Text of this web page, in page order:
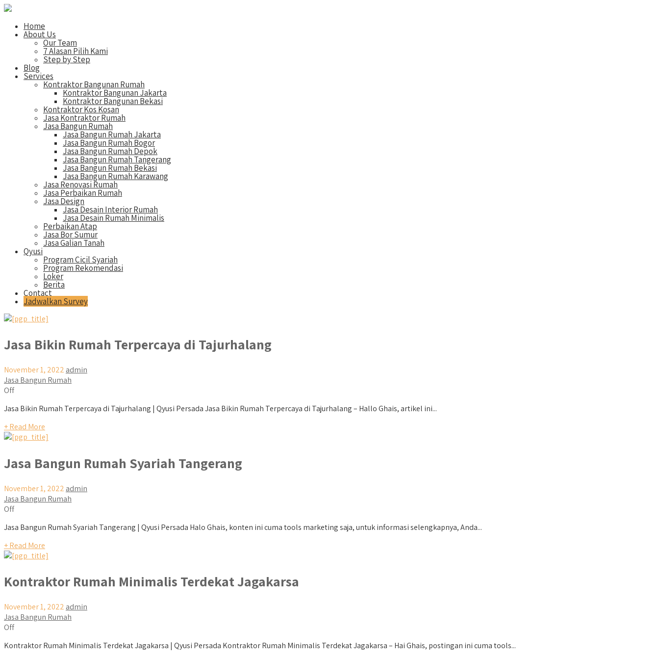
Home
About Us
Our Team
7 Alasan Pilih Kami
Step by Step
Blog
Services
Kontraktor Bangunan Rumah
Kontraktor Bangunan Jakarta
Kontraktor Bangunan Bekasi
Kontraktor Kos Kosan
Jasa Kontraktor Rumah
Jasa Bangun Rumah
Jasa Bangun Rumah Jakarta
Jasa Bangun Rumah Bogor
Jasa Bangun Rumah Depok
Jasa Bangun Rumah Tangerang
Jasa Bangun Rumah Bekasi
Jasa Bangun Rumah Karawang
Jasa Renovasi Rumah
Jasa Perbaikan Rumah
Jasa Design
Jasa Desain Interior Rumah
Jasa Desain Rumah Minimalis
Perbaikan Atap
Jasa Bor Sumur
Jasa Galian Tanah
Qyusi
Program Cicil Syariah
Program Rekomendasi
Loker
Berita
Contact
Jadwalkan Survey
Jasa Bikin Rumah Terpercaya di Tajurhalang
November 1, 2022 admin
Jasa Bangun Rumah
Off
Jasa Bikin Rumah Terpercaya di Tajurhalang | Qyusi Persada Jasa Bikin Rumah Terpercaya di Tajurhalang – Hallo Ghais, artikel ini...
+ Read More
Jasa Bangun Rumah Syariah Tangerang
November 1, 2022 admin
Jasa Bangun Rumah
Off
Jasa Bangun Rumah Syariah Tangerang | Qyusi Persada Halo Ghais, konten ini cuma tools marketing saja, untuk informasi selengkapnya, Anda...
+ Read More
Kontraktor Rumah Minimalis Terdekat Jagakarsa
November 1, 2022 admin
Jasa Bangun Rumah
Off
Kontraktor Rumah Minimalis Terdekat Jagakarsa | Qyusi Persada Kontraktor Rumah Minimalis Terdekat Jagakarsa – Hai Ghais, postingan ini cuma tools...